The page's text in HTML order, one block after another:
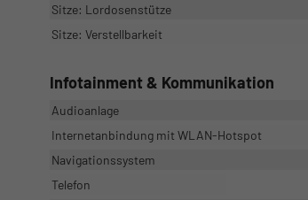
Sitze: Lordosenstütze
Sitze: Verstellbarkeit
Infotainment & Kommunikation
Audioanlage
Internetanbindung mit WLAN-Hotspot
Navigationssystem
Telefon